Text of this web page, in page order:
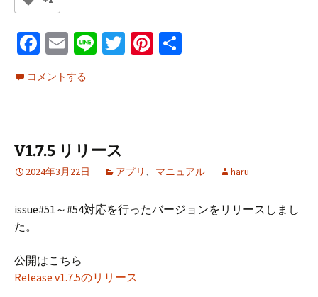
Fa
ce
b
k
E
m
ai
Li T
Pi
コメントする
V1.7.5 リリース
2024年3月22日 アプリ 、 マニュアル haru
issue#51～#54対応を行ったバージョンをリリースしまし
た。
公開はこちら
Release v1.7.5のリリース